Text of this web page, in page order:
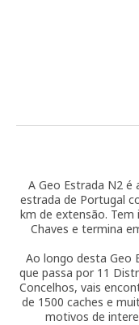
A Geo Estrada N2 é
estrada de Portugal
km de extensão. Tem
Chaves e termina
Ao longo desta Geo
que passa por 11
Concelhos, vais
de 1500 caches e
motivos de